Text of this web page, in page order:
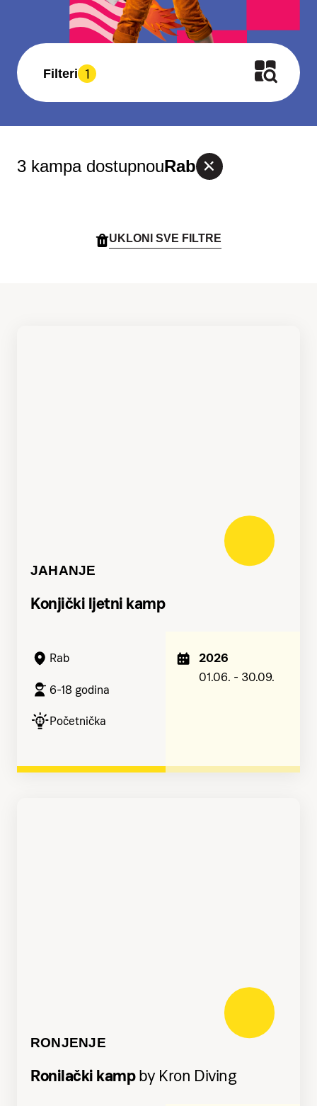
Filteri 1
3 kampa dostupnouRab
UKLONI SVE FILTRE
JAHANJE
Konjički ljetni kamp
Rab
6-18 godina
Početnička
2026
01.06. - 30.09.
RONJENJE
Ronilački kampby Kron Diving